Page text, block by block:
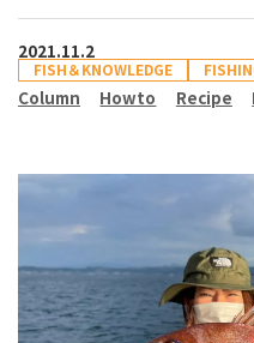
2021.11.2
FISH＆KNOWLEDGE
Column Howto Recipe